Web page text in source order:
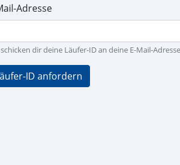
Adresse
dir deine Läufer-ID an deine E-Mail-
ID anfordern